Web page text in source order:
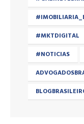
#MKTDIGITAL
#NOTICIAS